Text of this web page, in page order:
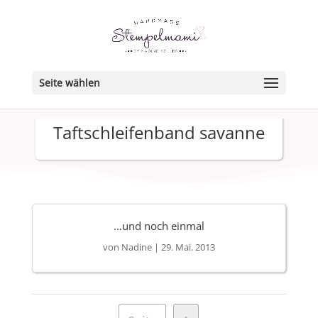
Seite wählen
Taftschleifenband savanne
…und noch einmal
von Nadine| 29. Mai. 2013